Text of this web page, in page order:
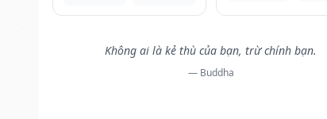
Không ai là kẻ thù của bạn, trừ chính bạn.
— Buddha